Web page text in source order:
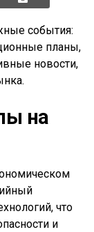
события:
планы,
новости,
на
что
и